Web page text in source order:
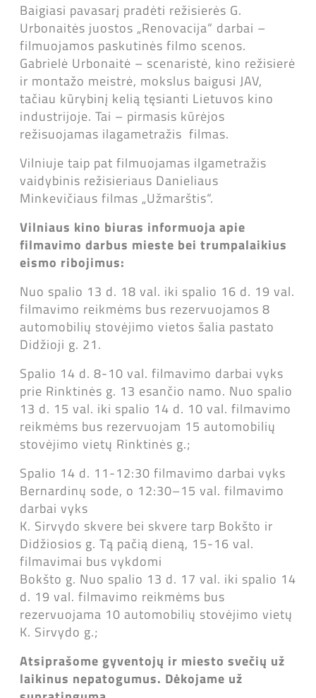
Baigiasi pavasarį pradėti režisierės G.
Urbonaitės juostos „Renovacija“ darbai –
filmuojamos paskutinės filmo scenos.
Gabrielė Urbonaitė – scenaristė, kino režisierė
ir montažo meistrė, mokslus baigusi JAV,
tačiau kūrybinį kelią tęsianti Lietuvos kino
industrijoje. Tai – pirmasis kūrėjos
režisuojamas ilagametražis filmas.
Vilniuje taip pat filmuojamas ilgametražis
vaidybinis režisieriaus Danieliaus
Minkevičiaus filmas „Užmarštis“.
Vilniaus kino biuras informuoja apie
filmavimo darbus mieste bei trumpalaikius
eismo ribojimus:
Nuo spalio 13 d. 18 val. iki spalio 16 d. 19 val.
filmavimo reikmėms bus rezervuojamos 8
automobilių stovėjimo vietos šalia pastato
Didžioji g. 21.
Spalio 14 d. 8-10 val. filmavimo darbai vyks
prie Rinktinės g. 13 esančio namo. Nuo spalio
13 d. 15 val. iki spalio 14 d. 10 val. filmavimo
reikmėms bus rezervuojam 15 automobilių
stovėjimo vietų Rinktinės g.;
Spalio 14 d. 11-12:30 filmavimo darbai vyks
Bernardinų sode, o 12:30–15 val. filmavimo
darbai vyks
K. Sirvydo skvere bei skvere tarp Bokšto ir
Didžiosios g. Tą pačią dieną, 15-16 val.
filmavimai bus vykdomi
Bokšto g. Nuo spalio 13 d. 17 val. iki spalio 14
d. 19 val. filmavimo reikmėms bus
rezervuojama 10 automobilių stovėjimo vietų
K. Sirvydo g.;
Atsiprašome gyventojų ir miesto svečių už
laikinus nepatogumus. Dėkojame už